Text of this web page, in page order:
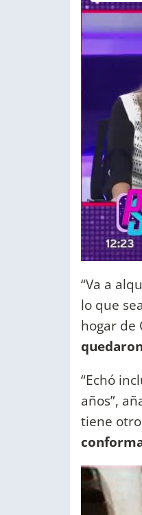
“Va a
lo que
hogar de
“Echó
años”,
tiene